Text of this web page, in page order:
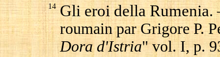
14 Gli eroi della Rumenia.
roumain par Grigore P.
Dora d'Istria" vol. I, p.